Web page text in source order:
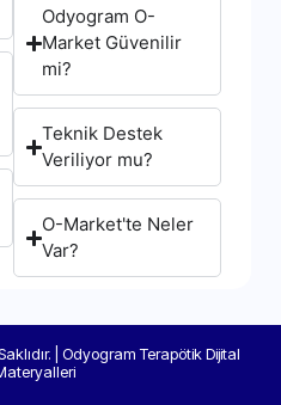
Odyogram O-
Market Güvenilir
mi?
Teknik Destek
Veriliyor mu?
O-Market'te Neler
Var?
| Odyogram Terapötik Dijital